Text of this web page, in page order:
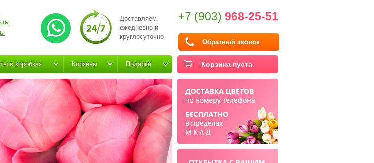
Доставляем
ежедневно и
круглосуточно
+7 (903) 968-25-51
Обратный звонок
Корзина пуста
в коробках Корзины Подарки